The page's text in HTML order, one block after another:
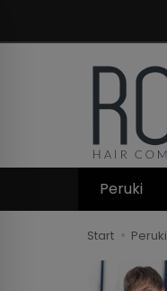
Peruki
Start Peruki